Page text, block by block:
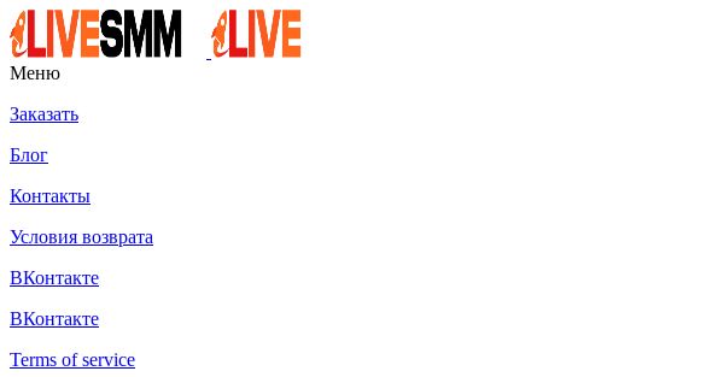
Меню
Заказать
Блог
Контакты
Условия возврата
ВКонтакте
ВКонтакте
Terms of service